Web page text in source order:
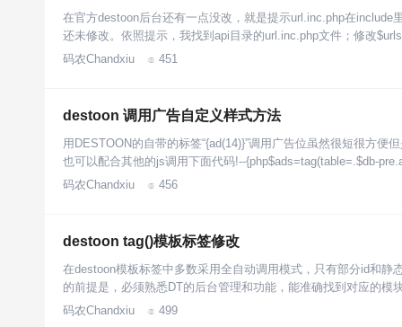
在官方destoon后台还有一点没改，就是提示url.inc.php在include
还未修改。依照提示，我找到api目录的url.inc.php文件；修改
码农Chandxiu
 451
destoon 调用广告自定义样式方法
用DESTOON的自带的标签“{ad(14)}”调用广告位虽然很短很方便
也可以配合其他的js调用下面代码!--{php$ads=tag(table=.$db-
码农Chandxiu
 456
destoon tag()模板标签修改
在destoon模板标签中多数采用全自动调用模式，只有部分id和静
的前提是，必须熟悉DT的后台管理和功能，能准确找到对应的模
码农Chandxiu
 499